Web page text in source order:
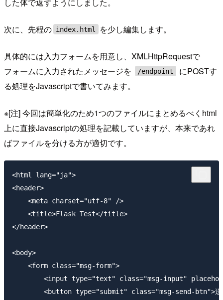
次に、先程の index.html を少し編集します。
具体的には入力フォームを用意し、XMLHttpRequestで
フォームに入力されたメッセージを
/endpoint
にPOSTす
る処理をJavascriptで書いてみます。
※[注] 今回は簡単化のため1つのファイルにまとめるべくhtml
上に直接Javascriptの処理を記載していますが、本来であれ
ばファイルを分ける方が適切です。
<html lang="ja">
<header>
    <meta charset="utf-8" />
    <title>Flask Test</title>
</header>
<body>
    <form class="msg-form">
<input type="text" class="msg-input"
<button type="submit" class="msg-send-btn">